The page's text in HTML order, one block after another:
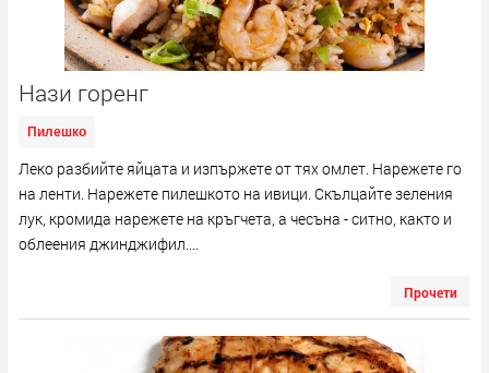
Нази горенг
Пилешко
Леко разбийте яйцата и изпържете от тях омлет. Нарежете го
на ленти. Нарежете пилешкото на ивици. Скълцайте зеления
лук, кромида нарежете на кръгчета, а чесъна - ситно, както и
облеения джинджифил....
Прочети